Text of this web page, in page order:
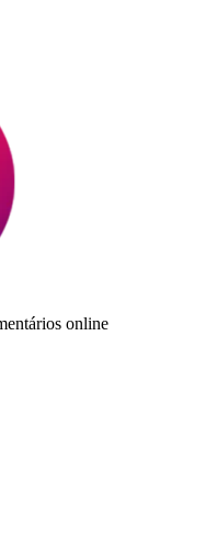
online